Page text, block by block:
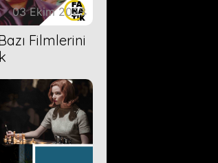
03 Ekim 2023
Filmlerini